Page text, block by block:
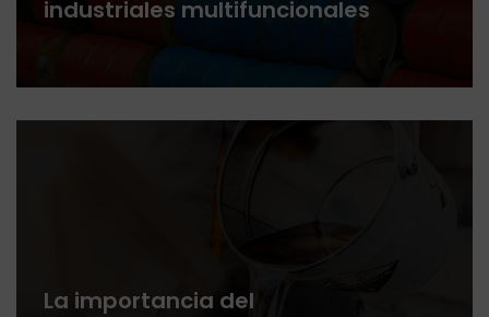
industriales multifuncionales
La importancia del